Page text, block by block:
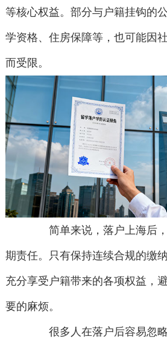
等核心权益。部分与户籍挂钩的
学资格、住房保障等，也可能因
而受限。
简单来说，落户上海后，
期责任。只有保持连续合规的缴
充分享受户籍带来的各项权益，
要的麻烦。
很多人在落户后容易忽略